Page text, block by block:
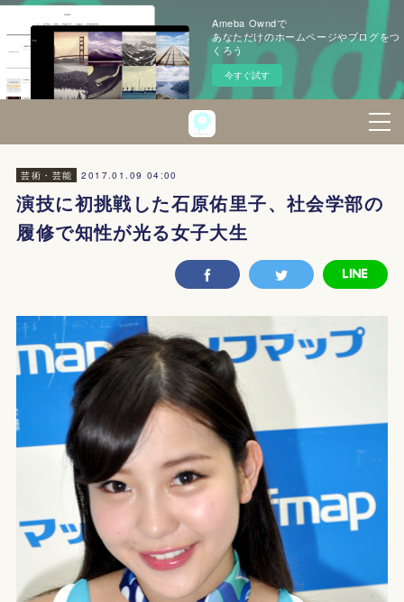
Ameba Owndで
あなただけのホームページやブログをつ
くろう
今すぐ試す
芸術・芸能 2017.01.09 04:00
演技に初挑戦した石原佑里子、社会学部の
履修で知性が光る女子大生